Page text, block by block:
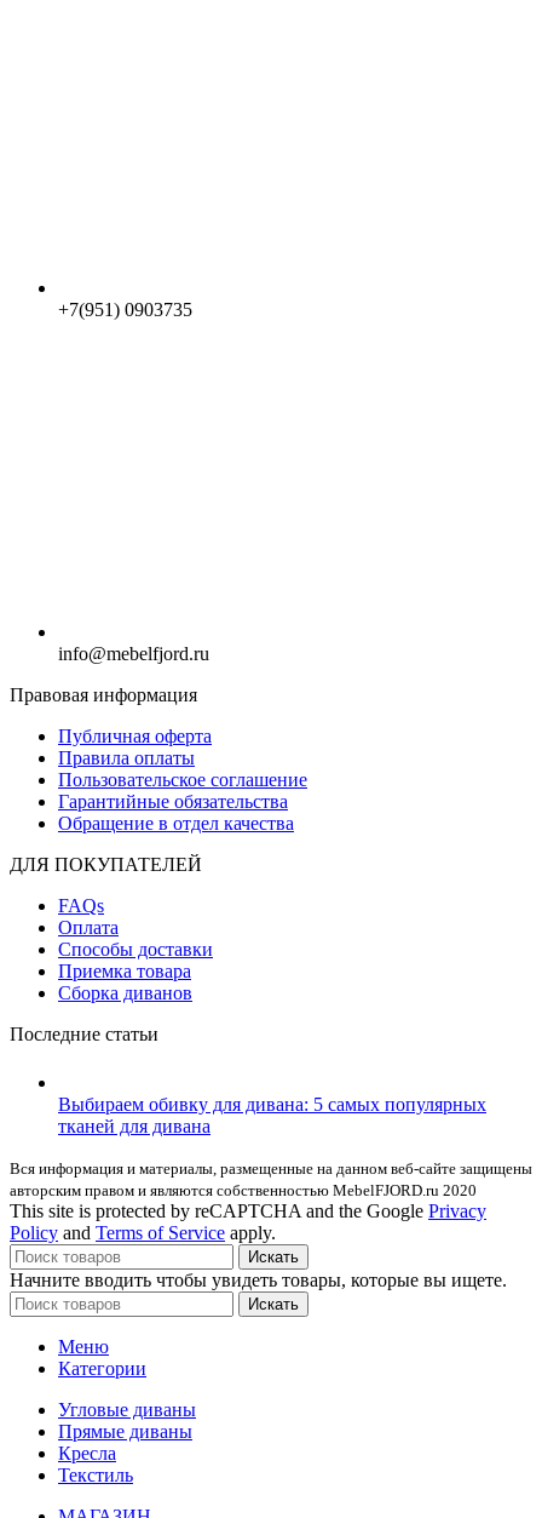
+7(951) 0903735
info@mebelfjord.ru
Правовая информация
Публичная оферта
Правила оплаты
Пользовательское соглашение
Гарантийные обязательства
Обращение в отдел качества
ДЛЯ ПОКУПАТЕЛЕЙ
FAQs
Оплата
Способы доставки
Приемка товара
Сборка диванов
Последние статьи
Выбираем обивку для дивана: 5 самых популярных
тканей для дивана
Вся информация и материалы, размещенные на данном веб-сайте защищены
авторским правом и являются собственностью MebelFJORD.ru 2020
This site is protected by reCAPTCHA and the Google Privacy
Policy and Terms of Service apply.
Искать
Начните вводить чтобы увидеть товары, которые вы ищете.
Искать
Меню
Категории
Угловые диваны
Прямые диваны
Кресла
Текстиль